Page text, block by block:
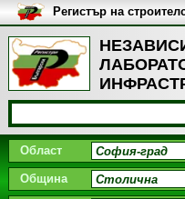
Дейност
Регистър на
България
Област
Община